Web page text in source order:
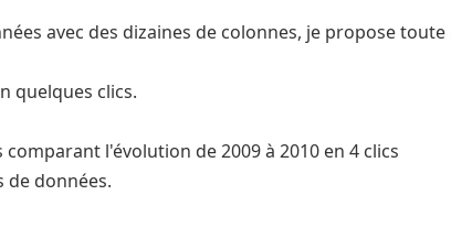
avec des dizaines de colonnes, je propose
quelques clics.
l'évolution de 2009 à 2010 en 4 clics
de données.